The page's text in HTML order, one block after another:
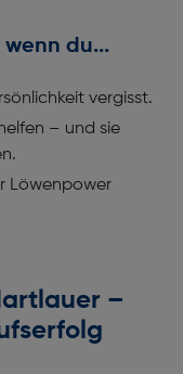
du...
vergisst.
– und sie
Löwenpower
–